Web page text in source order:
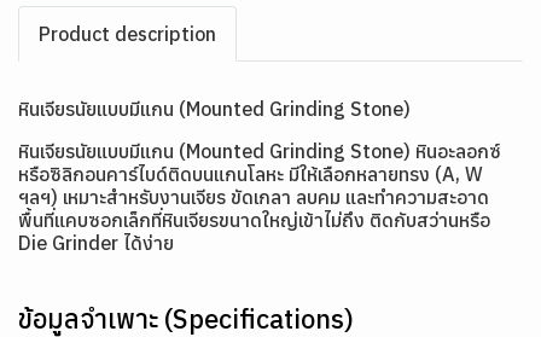
Product description
หินเจียรนัยแบบมีแกน (Mounted Grinding Stone)
หินเจียรนัยแบบมีแกน (Mounted Grinding Stone) หินอะลอกซ์
หรือซิลิกอนคาร์ไบด์ติดบนแกนโลหะ มีให้เลือกหลายทรง (A, W
ฯลฯ) เหมาะสำหรับงานเจียร ขัดเกลา ลบคม และทำความสะอาด
พื้นที่แคบซอกเล็กที่หินเจียรขนาดใหญ่เข้าไม่ถึง ติดกับสว่านหรือ
Die Grinder ได้ง่าย
ข้อมูลจำเพาะ (Specifications)